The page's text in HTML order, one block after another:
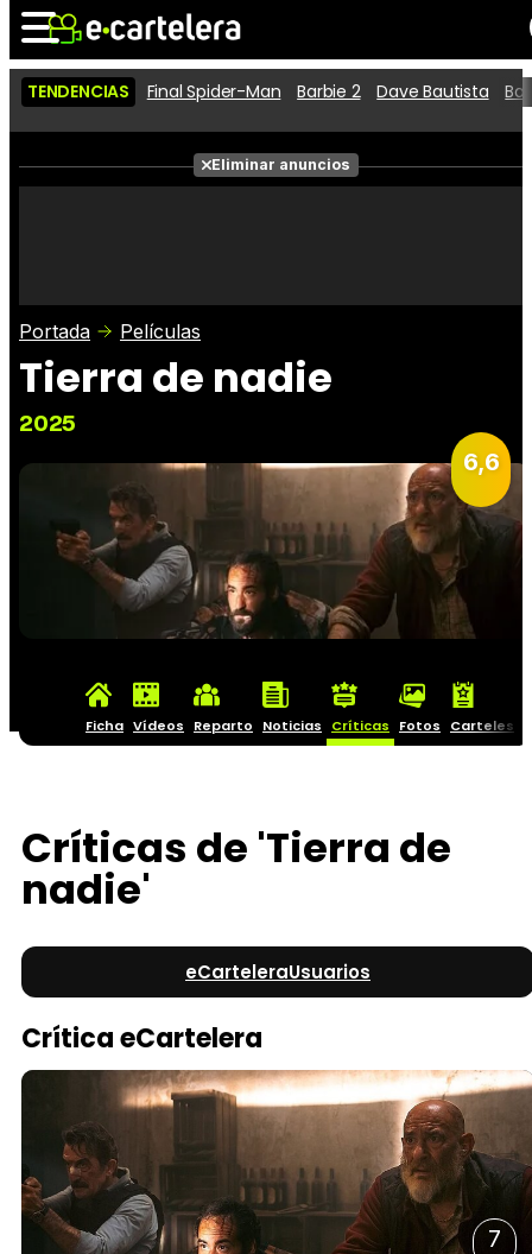
Noticias Cartelera
Películas
Críticas
TENDENCIAS Final Spider-Man Barbie 2 Dave Bautista
Eliminar anuncios
Portada Películas
Tierra de nadie
2025
6,6
Ficha Vídeos Reparto Noticias Críticas Fotos Carteles
Críticas de 'Tierra de
nadie'
eCarteleraUsuarios
Crítica eCartelera
7